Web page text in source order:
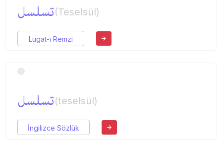
تسلسل(Teselsül)
Lugat-ı Remzi
تسلسل(teselsül)
İngilizce Sözlük